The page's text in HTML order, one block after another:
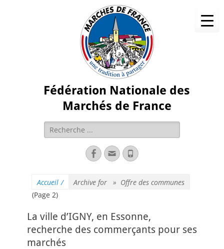
Fédération Nationale des
Marchés de France
Accueil / Archive for » Offre des communes
(Page 2)
La ville d’IGNY, en Essonne,
recherche des commerçants pour ses
marchés